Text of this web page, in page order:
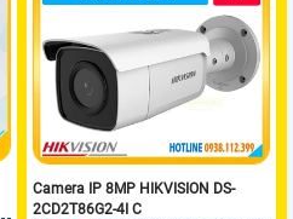
Camera IP 8MP HIKVISION DS-
2CD2T86G2-4I C